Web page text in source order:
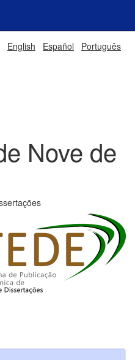
English Español Português
Nove de